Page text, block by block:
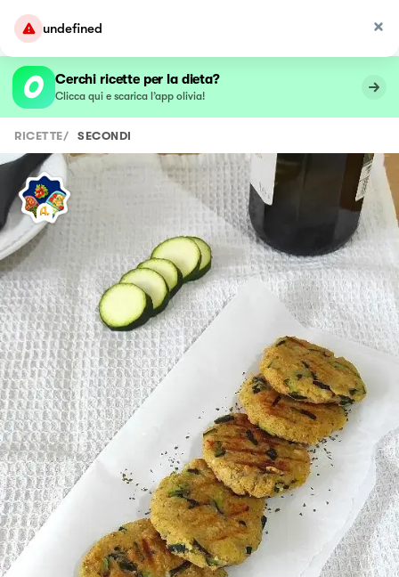
undefined
Cerchi ricette per la dieta?
Clicca qui e scarica l’app olivia!
RICETTE/ SECONDI